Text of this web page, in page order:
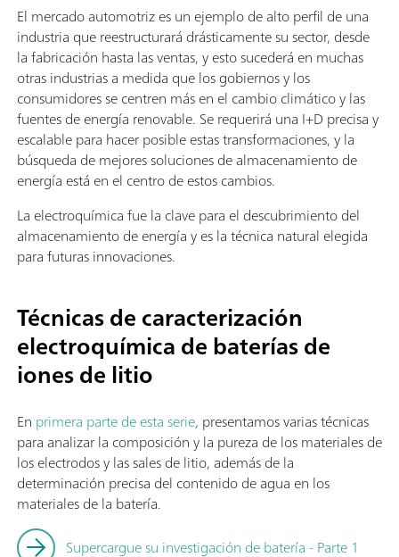
El mercado automotriz es un ejemplo de alto perfil de una
industria que reestructurará drásticamente su sector, desde
la fabricación hasta las ventas, y esto sucederá en muchas
otras industrias a medida que los gobiernos y los
consumidores se centren más en el cambio climático y las
fuentes de energía renovable. Se requerirá una I+D precisa y
escalable para hacer posible estas transformaciones, y la
búsqueda de mejores soluciones de almacenamiento de
energía está en el centro de estos cambios.
La electroquímica fue la clave para el descubrimiento del
almacenamiento de energía y es la técnica natural elegida
para futuras innovaciones.
Técnicas de caracterización
electroquímica de baterías de
iones de litio
En primera parte de esta serie, presentamos varias técnicas
para analizar la composición y la pureza de los materiales de
los electrodos y las sales de litio, además de la
determinación precisa del contenido de agua en los
materiales de la batería.
Supercargue su investigación de batería - Parte 1